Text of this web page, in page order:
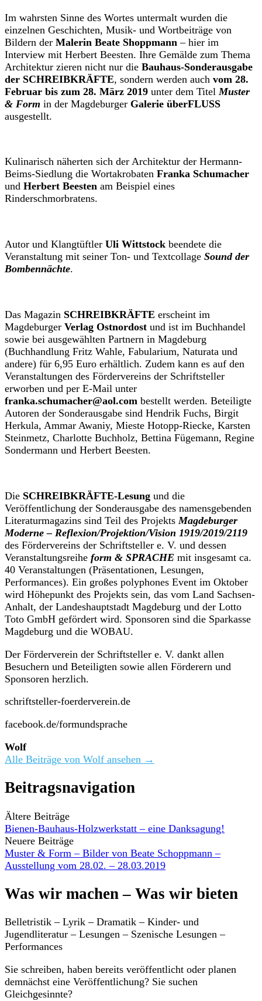
Im wahrsten Sinne des Wortes untermalt wurden die
einzelnen Geschichten, Musik- und Wortbeiträge von
Bildern der Malerin Beate Shoppmann – hier im
Interview mit Herbert Beesten. Ihre Gemälde zum Thema
Architektur zieren nicht nur die Bauhaus-Sonderausgabe
der SCHREIBKRÄFTE, sondern werden auch vom 28.
Februar bis zum 28. März 2019 unter dem Titel Muster
& Form in der Magdeburger Galerie überFLUSS
ausgestellt.
Kulinarisch näherten sich der Architektur der Hermann-
Beims-Siedlung die Wortakrobaten Franka Schumacher
und Herbert Beesten am Beispiel eines
Rinderschmorbratens.
Autor und Klangtüftler Uli Wittstock beendete die
Veranstaltung mit seiner Ton- und Textcollage Sound der
Bombennächte.
Das Magazin SCHREIBKRÄFTE erscheint im
Magdeburger Verlag Ostnordost und ist im Buchhandel
sowie bei ausgewählten Partnern in Magdeburg
(Buchhandlung Fritz Wahle, Fabularium, Naturata und
andere) für 6,95 Euro erhältlich. Zudem kann es auf den
Veranstaltungen des Fördervereins der Schriftsteller
erworben und per E-Mail unter
franka.schumacher@aol.com bestellt werden. Beteiligte
Autoren der Sonderausgabe sind Hendrik Fuchs, Birgit
Herkula, Ammar Awaniy, Mieste Hotopp-Riecke, Karsten
Steinmetz, Charlotte Buchholz, Bettina Fügemann, Regine
Sondermann und Herbert Beesten.
Die SCHREIBKRÄFTE-Lesung und die
Veröffentlichung der Sonderausgabe des namensgebenden
Literaturmagazins sind Teil des Projekts Magdeburger
Moderne – Reflexion/Projektion/Vision 1919/2019/2119
des Fördervereins der Schriftsteller e. V. und dessen
Veranstaltungsreihe form & SPRACHE mit insgesamt ca.
40 Veranstaltungen (Präsentationen, Lesungen,
Performances). Ein großes polyphones Event im Oktober
wird Höhepunkt des Projekts sein, das vom Land Sachsen-
Anhalt, der Landeshauptstadt Magdeburg und der Lotto
Toto GmbH gefördert wird. Sponsoren sind die Sparkasse
Magdeburg und die WOBAU.
Der Förderverein der Schriftsteller e. V. dankt allen
Besuchern und Beteiligten sowie allen Förderern und
Sponsoren herzlich.
schriftsteller-foerderverein.de
facebook.de/formundsprache
Wolf
Alle Beiträge von Wolf ansehen →
Beitragsnavigation
Ältere Beiträge
Bienen-Bauhaus-Holzwerkstatt – eine Danksagung!
Neuere Beiträge
Muster & Form – Bilder von Beate Schoppmann –
Ausstellung vom 28.02. – 28.03.2019
Was wir machen – Was wir bieten
Belletristik – Lyrik – Dramatik – Kinder- und
Jugendliteratur – Lesungen – Szenische Lesungen –
Performances
Sie schreiben, haben bereits veröffentlicht oder planen
demnächst eine Veröffentlichung? Sie suchen
Gleichgesinnte?